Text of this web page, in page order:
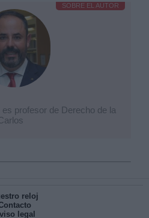
SOBRE EL AUTOR
profesor de Derecho de la
reloj
legal